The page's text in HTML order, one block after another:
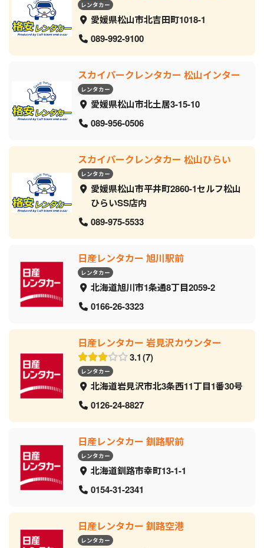
レンタカー
愛媛県松山市北吉田町1018-1
089-992-9100
スカイパークレンタカー 松山インター
レンタカー
愛媛県松山市北土居3-15-10
089-956-0506
スカイパークレンタカー 松山ひらい
レンタカー
愛媛県松山市平井町2860-1セルフ松山
ひらいSS店内
089-975-5533
日産レンタカー 旭川駅前
レンタカー
北海道旭川市1条通8丁目2059‐2
0166-26-3323
日産レンタカー 岩見沢カウンター
3.1 7
レンタカー
北海道岩見沢市北3条西11丁目1番30号
0126-24-8827
日産レンタカー 釧路駅前
レンタカー
北海道釧路市幸町13-1-1
0154-31-2341
日産レンタカー 釧路空港
レンタカー